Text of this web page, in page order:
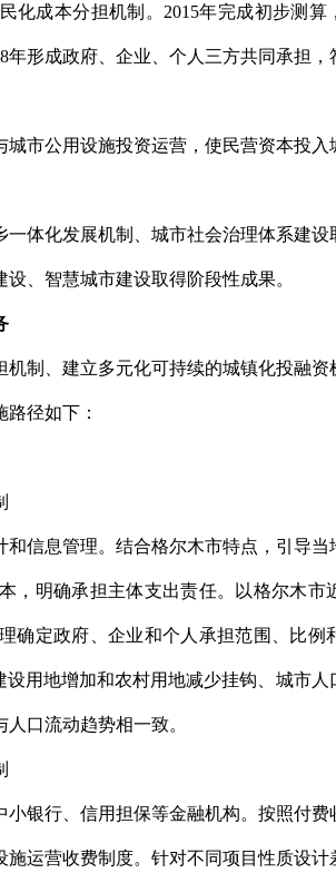
本分担机制。2015年完成初步测算
形成政府、企业、个人三方共同承担
公用设施投资运营，使民营资本投入
化发展机制、城市社会治理体系建设
、智慧城市建设取得阶段性成果。
、建立多元化可持续的城镇化投融资
径如下：
息管理。结合格尔木市特点，引导当
，明确承担主体支出责任。以格尔木市
确定政府、企业和个人承担范围、比例
用地增加和农村用地减少挂钩、城市
口流动趋势相一致。
行、信用担保等金融机构。按照付费
运营收费制度。针对不同项目性质设